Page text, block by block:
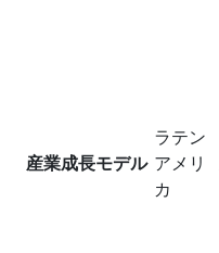
産業成長モデル
ラテン
アメリ
カ